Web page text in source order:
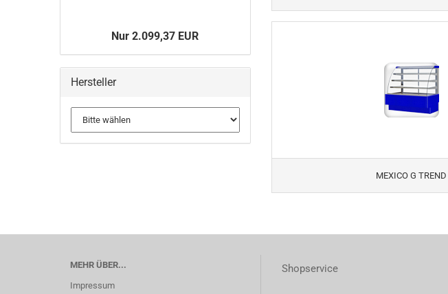
MEXICO G TREND
Nur 2.099,37 EUR
Hersteller
MEHR ÜBER...
Impressum
Shopservice